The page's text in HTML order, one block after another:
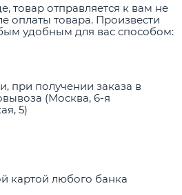
товар отправляется к вам не
оплаты товара. Произвести
удобным для вас способом:
при получении заказа в
(Москва, 6-я
5)
картой любого банка